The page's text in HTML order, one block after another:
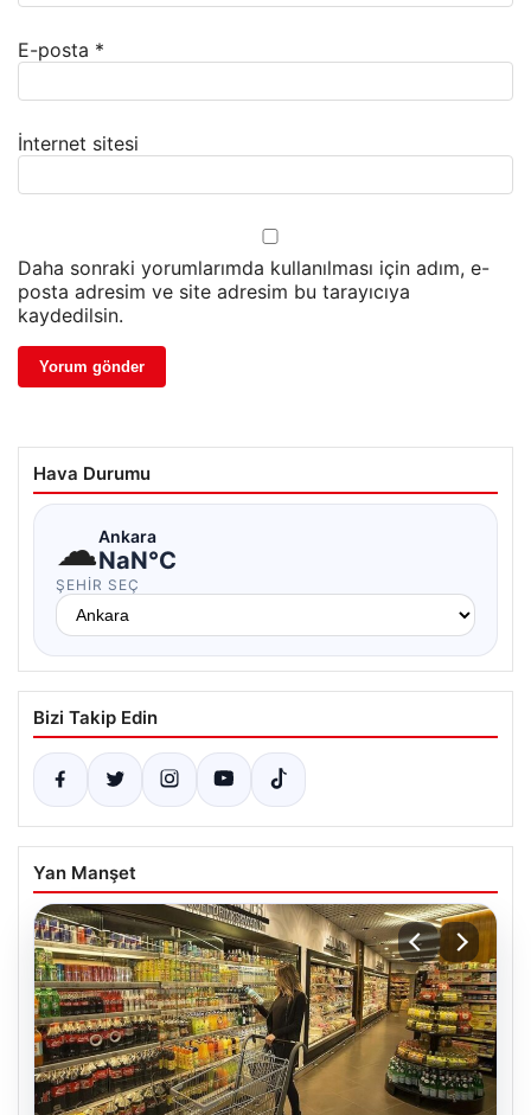
E-posta *
İnternet sitesi
Daha sonraki yorumlarımda kullanılması için adım, e-
posta adresim ve site adresim bu tarayıcıya
kaydedilsin.
Hava Durumu
☁Ankara
NaN°C
ŞEHIR SEÇ
Bizi Takip Edin
Yan Manşet